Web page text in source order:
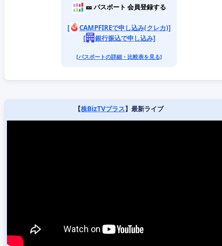
🎫 パスポート 会員登録する
[
CAMPFIREで申し込み(クレカ)]
[
銀行振込で申し込み]
[パスポートの詳細・比較表を見る]
【株BizTVプラス】最新ライブ